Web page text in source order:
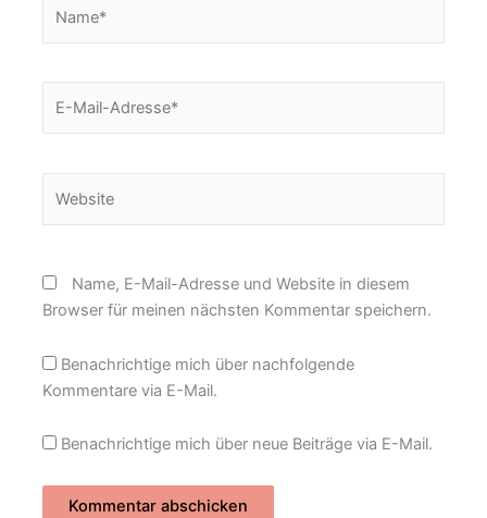
Name, E-Mail-Adresse und Website in diesem
Browser für meinen nächsten Kommentar speichern.
Benachrichtige mich über nachfolgende
Kommentare via E-Mail.
Benachrichtige mich über neue Beiträge via E-Mail.